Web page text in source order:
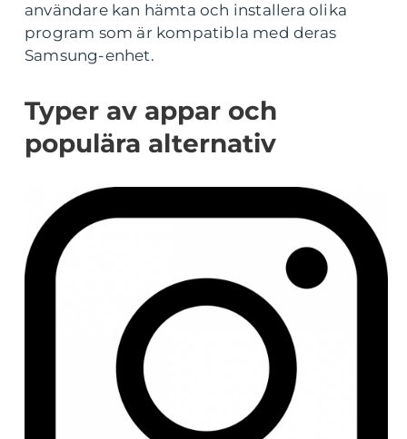
användare kan hämta och installera olika
program som är kompatibla med deras
Samsung-enhet.
Typer av appar och
populära alternativ